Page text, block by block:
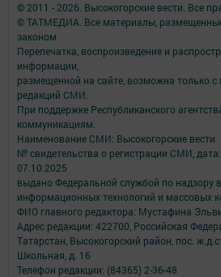
© 2011 - 2026. Высокогорские вести. Все
© ТАТМЕДИА. Все материалы,
законом.
Перепечатка, воспроизведение и
информации,
размещенной на сайте, возможна только с
редакций СМИ.
При поддержке Республиканского
коммуникациям.
Наименование СМИ: Высокогорские вести
№ свидетельства о регистрации СМИ,
07.10.2025
выдано Федеральной службой по надзору
информационных технологий и массовых
ФИО главного редактора: Мустафина
Адрес редакции: 422700, Российская
Татарстан, Высокогорский район, пос.
Школьная, д. 16
Телефон редакции: (84365) 2-36-48